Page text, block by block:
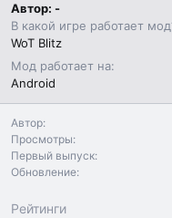
Автор: -
В какой игре работает
WoT Blitz
Мод работает на
Android
Автор
Просмотры
Первый выпуск
Обновление
Рейтинги